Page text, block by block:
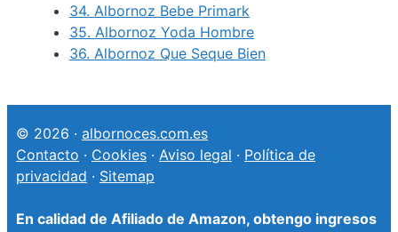
34. Albornoz Bebe Primark
35. Albornoz Yoda Hombre
36. Albornoz Que Seque Bien
© 2026 · albornoces.com.es
Contacto · Cookies · Aviso legal · Política de
privacidad · Sitemap
En calidad de Afiliado de Amazon, obtengo ingresos